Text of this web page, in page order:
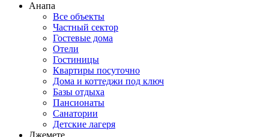
Анапа
Все объекты
Частный сектор
Гостевые дома
Отели
Гостиницы
Квартиры посуточно
Дома и коттеджи под ключ
Базы отдыха
Пансионаты
Санатории
Детские лагеря
Джемете